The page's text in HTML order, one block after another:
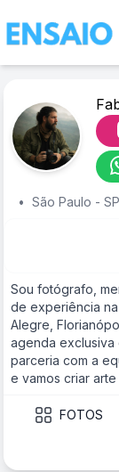
• São Paulo - SP
Sou fotógrafo,
de experiência
Alegre,
agenda exclusiva
parceria com a
e vamos criar arte
FOTOS